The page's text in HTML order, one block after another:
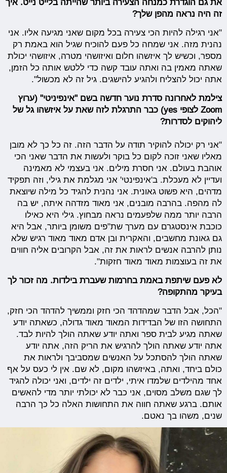
את גם הוגדרת כמנחה הצעירה ביותר שהייתה בלייט נייט. איך
זה היה נראה מהפן שלך?
"אני רגילה להיות הכי צעירה בכל מקום שאני מגיעה אליו. אני
נהנית מזה. אני שמחה כל פעם להוכיח שגיל הוא באמת רק
מספר, וכשיש לך איזשהו חלום ואיזושהי מטרה, איזושהי יכולת
שאתה מאמין בה ואתה עובד קשה כדי ללטש אותה כל הזמן,
אתה יכול להצליח ולהגיע להישגים. גיל זה לא מכשול".
צילמת לאחרונה סדרת נוער חדשה בשם "אינפיניטי" (ערוץ
Zoom לצופי yes) כבר התרגלת לזה שאת על איזשהו גל של
ליהוקים לסדרות?
"אני רק יכולה להוקיר תודה על הדבר הזה. זה כל כך לא מובן
מאליו שאני זוכה לקום כל בוקר ולעשות את הדבר שאני הכי
אוהבת בעולם. אני חסרת מילים. אני בעצמי לא מאמינה
ועדיין לא מעכלת. ב'אינפינטי' אני מגלמת את גילי, וזה תפקיד
מדהים, היא פשוט גאונית. אני נהנית להגיד כל מילה שיוצאת
לה מהפה. בהרבה מובנים, אני מאוד מזדהה איתה, יש בה
הרבה יותר ממה שלפעמים נראה מבחוץ. גילי היא כאילו
כוכבת אינסטגרם עם מערך שת"פים משומן ביותר, אבל היא
גם גאונת מחשבים, והאקרית ובן אדם מאוד מאוד רגיש שלא
נותן להרבה אנשים לראות את זה, אבל הקרובים אליה חווים
את זה בעוצמות מאוד מאוד חזקות".
לא פעם שיתפת באמת בחרמות שעברת בילדות. מה זכור לך
בעיקר מהתקופה?
"הכל, אבל הדבר שמהדהד הכי חזק וממשיך להדהד הכי חזק,
התחושה הזו של הבדידות המאוד מאוד גדולה, כשאתה יודע
שאתה מגיע לבית ספר ואתה יודע שאתה הולך להיות לבד.
אתה יודע שאתה הולך להרגיש את הריק הזה, אתה יודע
שאתה הולך להסתכל על האנשים שמסביבך ולראות את
כולם ביחד, ואתה, באיזשהו מקום, לא שם. אין לי כעס על אף
אחד מהילדים שלמדו איתי, ילדים זה ילדים, ואני יכולה להגיד
לך שגם משלב מסוים, אני כבר לא יכולתי יותר מדי להאשים
אותם. ברגע שאתה חווה את התחושות האלה כל כך הרבה
שנים, משהו בך נאטם.